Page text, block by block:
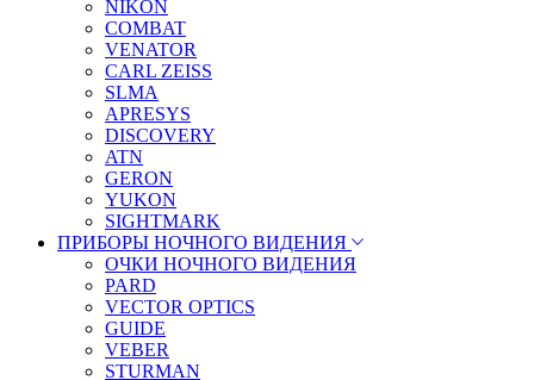
NIKON
COMBAT
VENATOR
CARL ZEISS
SLMA
APRESYS
DISCOVERY
ATN
GERON
YUKON
SIGHTMARK
ПРИБОРЫ НОЧНОГО ВИДЕНИЯ
ОЧКИ НОЧНОГО ВИДЕНИЯ
PARD
VECTOR OPTICS
GUIDE
VEBER
STURMAN